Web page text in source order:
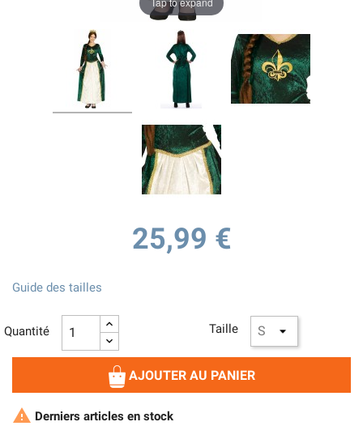
25,99 €
Taille
Guide des tailles
Quantité
AJOUTER AU PANIER
 Derniers articles en stock